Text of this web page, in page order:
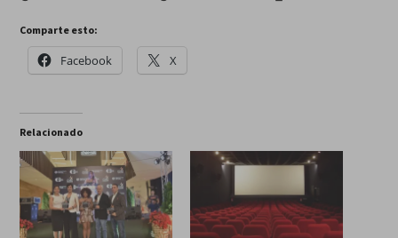
Comparte esto:
Facebook X
Relacionado